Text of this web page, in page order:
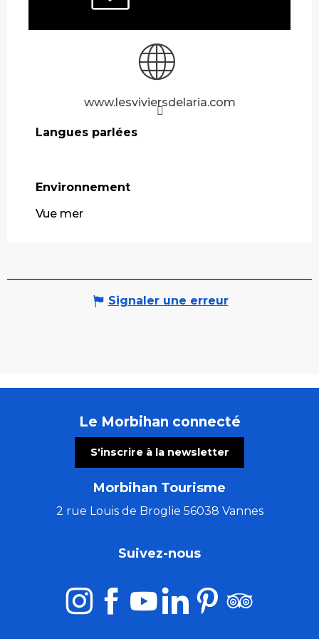
www.lesviviersdelaria.com
Langues parlées
Langues parlées
Environnement
Environnement
Vue mer
Signaler une erreur
Le Morbihan connecté
S'inscrire à la newsletter
Morbihan Tourisme
2 rue Louis de Broglie 56038 Vannes
Suivez-nous